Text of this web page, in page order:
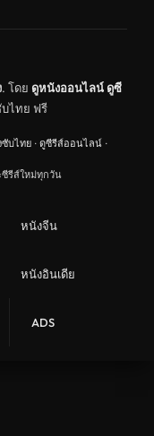
. โดย ดูหนังออนไลน์ ดูซี
ไทย ฟรี
บไทย · ดูซีรีส์ออนไลน์ ·
รีส์ใหม่ทุกวัน
หนังจีน
หนังอินเดีย
ADS